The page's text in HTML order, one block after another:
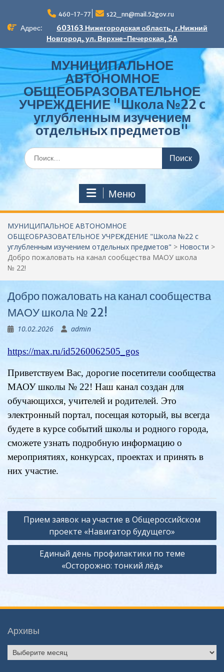
содержимому
460-17-77 s22_nn@mail.52gov.ru
Адрес:
603163 Нижегородская область, г.Нижний
Новгород, ул. Верхне-Печерская, 5А
МУНИЦИПАЛЬНОЕ
АВТОНОМНОЕ
ОБЩЕОБРАЗОВАТЕЛЬНОЕ
УЧРЕЖДЕНИЕ "Школа №22 c
углубленным изучением
отдельных предметов"
Поиск
по:
Меню
МУНИЦИПАЛЬНОЕ АВТОНОМНОЕ
ОБЩЕОБРАЗОВАТЕЛЬНОЕ УЧРЕЖДЕНИЕ "Школа №22 c
углубленным изучением отдельных предметов" > Новости >
Добро пожаловать на канал сообщества МАОУ школа
№ 22!
Добро пожаловать на канал сообщества
МАОУ школа № 22!
10.02.2026 admin
https://max.ru/id5260062505_gos
Приветствуем Вас, дорогие посетители сообщества
МАОУ школы № 22! Наш канал создан для
обучающихся, учителей и родителей. Это
электронный портал, посещая который, вы всегда
будете в курсе событий школы и родного города,
сможете узнать подробную информацию о
мероприятиях, конкурсах, проектах и принять в
них участие.
Навигация
записям
Прием заявок на участие в Общероссийском
проекте «Навигатор будущего»
Единый день профилактики по теме
«Осторожно: тонкий лёд»
Архивы
Архивы